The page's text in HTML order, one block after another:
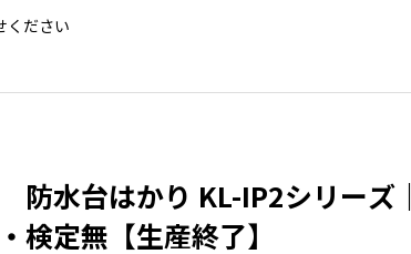
ードセル搭載
ください
水台はかり KL-IP2シリーズ｜
検定無【生産終了】